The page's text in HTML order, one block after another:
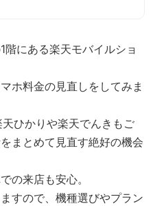
階にある楽天モバイルショ
ホ料金の見直しをしてみま
ひかりや楽天でんきもご
まとめて見直す絶好の機会
の来店も安心。
すので、機種選びやプラン